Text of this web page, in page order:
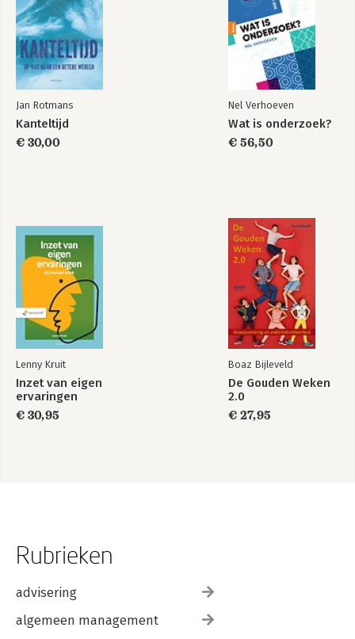
Jan Rotmans
Kanteltijd
€ 30,00
Nel Verhoeven
Wat is onderzoek?
€ 56,50
Lenny Kruit
Inzet van eigen
ervaringen
€ 30,95
Boaz Bijleveld
De Gouden Weken
2.0
€ 27,95
Rubrieken
advisering
algemeen management